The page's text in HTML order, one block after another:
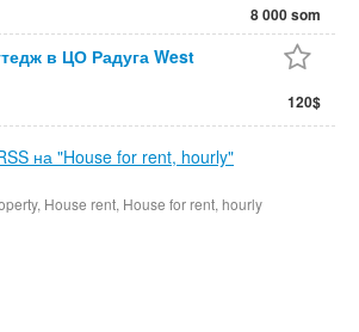
8 000 som
в ЦО Радуга West
120$
на "House for rent, hourly"
House rent, House for rent, hourly